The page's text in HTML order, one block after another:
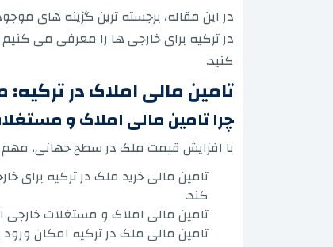
در این مقاله، برجسته ترین گزینه های
در ترکیه برای خارجی ها را معرفی می
کنید.
تامین مالی املاک در
چرا تامین مالی املاک و
با افزایش قیمت ملک در سطح جهانی، مهم
تامین مالی خرید ملک در ترکیه
کند.
تامین مالی املاک و مستغلات خارجی
تامین مالی ملک در ترکیه امکان ورود